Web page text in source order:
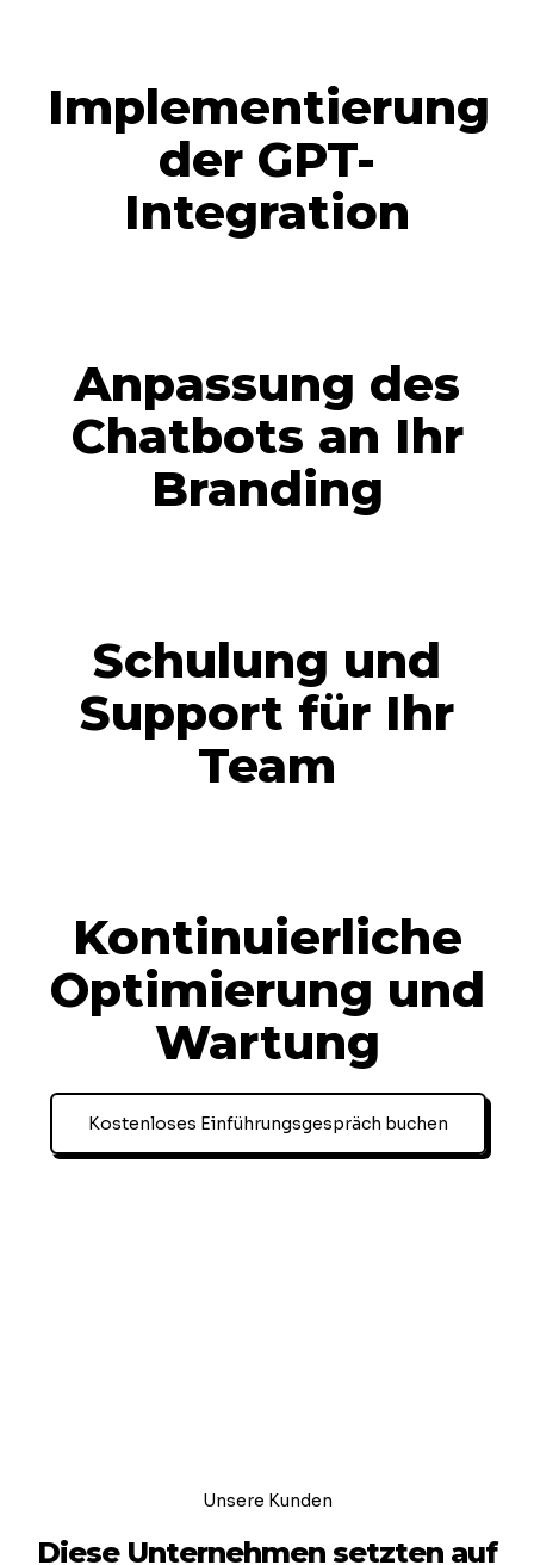
Implementierung
der GPT-
Integration
Anpassung des
Chatbots an Ihr
Branding
Schulung und
Support für Ihr
Team
Kontinuierliche
Optimierung und
Wartung
Kostenloses Einführungsgespräch buchen
Unsere Kunden
Diese Unternehmen setzten auf